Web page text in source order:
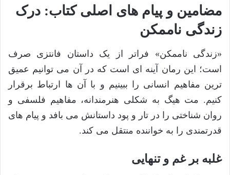
مضامین و پیام های اصلی کتاب: درک
زندگی ناممکن
«زندگی ناممکن» فراتر از یک داستان فانتزی صرف
است؛ این رمان آینه ای است که در آن می توانیم عمیق
ترین مفاهیم انسانی را ببینیم و با آن ها ارتباط برقرار
کنیم. مت هیگ به شکلی هنرمندانه، مفاهیم فلسفی و
روان شناختی را در تار و پود داستانش می بافد و پیام های
قدرتمندی را به خواننده منتقل می کند.
غلبه بر غم و تنهایی